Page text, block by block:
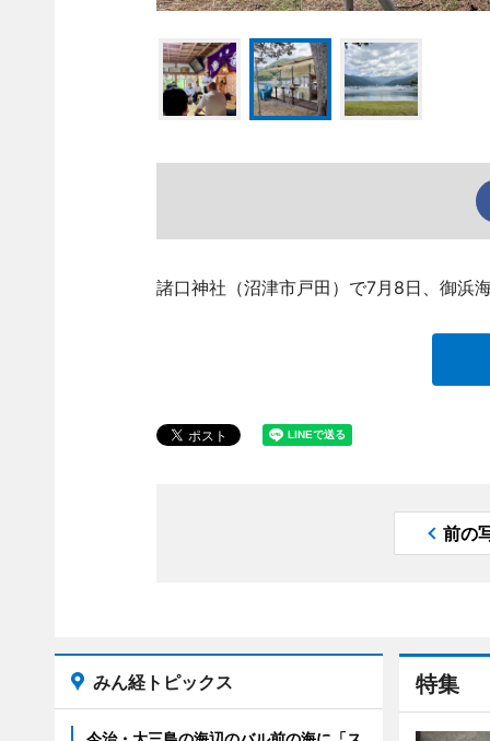
諸口神社（沼津市戸田）で7月8日、御浜
前の
特集
みん経トピックス